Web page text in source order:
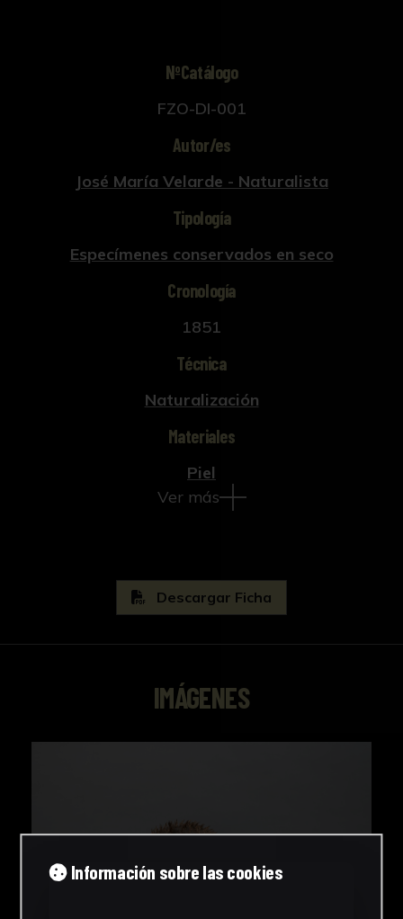
Sexo: Indeterminado
Etapa vital: Adulto
NºCatálogo
FZO-DI-001
Autor/es
José María Velarde - Naturalista
Tipología
Especímenes conservados en seco
Cronología
1851
Técnica
Naturalización
Materiales
Piel
Ver más
Descargar Ficha
IMÁGENES
Información sobre las cookies